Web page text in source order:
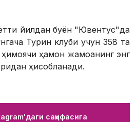
йилдан буён "Ювентус"да
Турин клуби учун 358 та
ҳамон жамоанинг энг
ҳисобланади.
саҳифасига